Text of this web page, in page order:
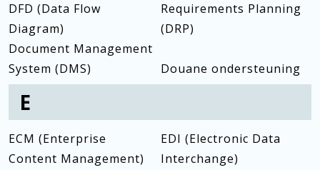
DFD (Data Flow
Diagram)
Requirements Planning
(DRP)
Document Management
System (DMS)
Douane ondersteuning
E
ECM (Enterprise
Content Management)
EDI (Electronic Data
Interchange)